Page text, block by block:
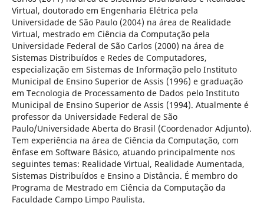
Virtual, doutorado em Engenharia Elétrica pela
Universidade de São Paulo (2004) na área de Realidade
Virtual, mestrado em Ciência da Computação pela
Universidade Federal de São Carlos (2000) na área de
Sistemas Distribuídos e Redes de Computadores,
especialização em Sistemas de Informação pelo Instituto
Municipal de Ensino Superior de Assis (1996) e graduação
em Tecnologia de Processamento de Dados pelo Instituto
Municipal de Ensino Superior de Assis (1994). Atualmente é
professor da Universidade Federal de São
Paulo/Universidade Aberta do Brasil (Coordenador Adjunto).
Tem experiência na área de Ciência da Computação, com
ênfase em Software Básico, atuando principalmente nos
seguintes temas: Realidade Virtual, Realidade Aumentada,
Sistemas Distribuídos e Ensino a Distância. É membro do
Programa de Mestrado em Ciência da Computação da
Faculdade Campo Limpo Paulista.